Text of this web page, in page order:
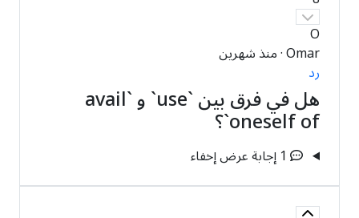
O
Omar
·منذ شهرين
رد
هل في فرق بين `use` و `avail
oneself of`؟
1 إجابة عرضإخفاء